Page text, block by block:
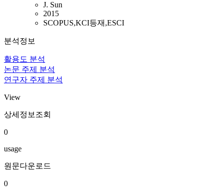
J. Sun
2015
SCOPUS,KCI등재,ESCI
분석정보
활용도 분석
논문 주제 분석
연구자 주제 분석
View
상세정보조회
0
usage
원문다운로드
0